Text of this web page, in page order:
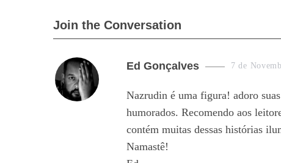
Join the Conversation
s
y
s
:
Ed Gonçalves 7 de
Nazrudin é uma figura! adoro
humorados. Recomendo aos
contém muitas dessas histórias
Namastê!